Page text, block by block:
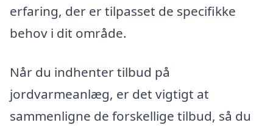
erfaring, der er tilpasset de specifikke
behov i dit område.
Når du indhenter tilbud på
jordvarmeanlæg, er det vigtigt at
sammenligne de forskellige tilbud, så du